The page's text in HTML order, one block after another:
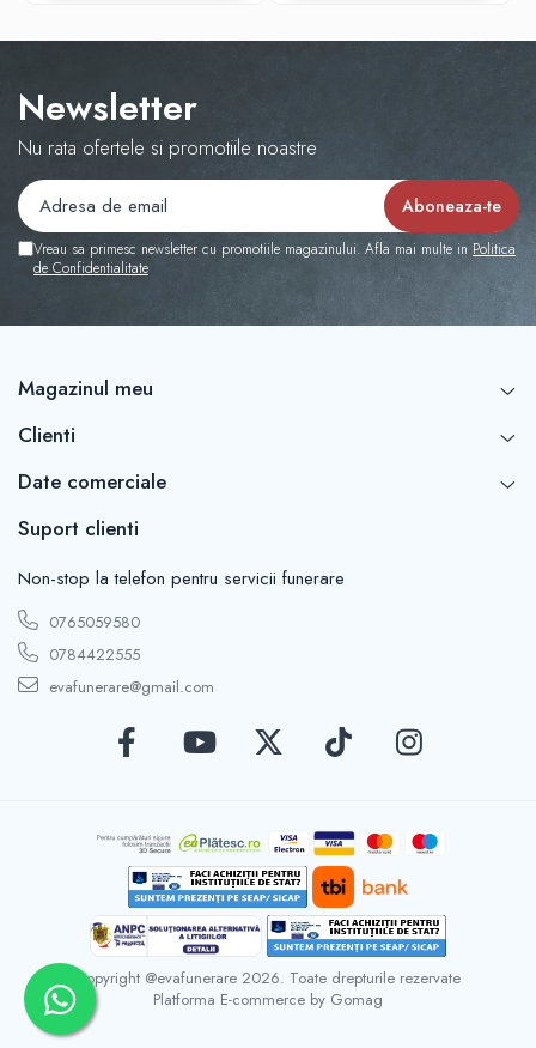
Newsletter
Nu rata ofertele si promotiile noastre
Vreau sa primesc newsletter cu promotiile magazinului. Afla mai multe in Politica
de Confidentialitate
Magazinul meu
Clienti
Date comerciale
Suport clienti
Non-stop la telefon pentru servicii funerare
0765059580
0784422555
evafunerare@gmail.com
Copyright @evafunerare 2026. Toate drepturile rezervate
Platforma E-commerce by Gomag